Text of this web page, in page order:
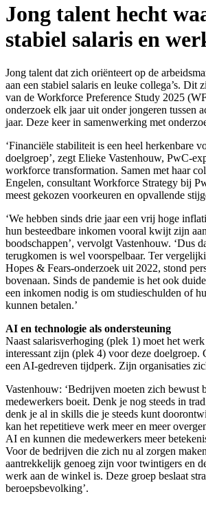
Jong talent hecht
stabiel salaris en
Jong talent dat zich oriënteert op de
aan een stabiel salaris en leuke collega’s. Dit
van de Workforce Preference Study 2025
onderzoek elk jaar uit onder jongeren tussen
jaar. Deze keer in samenwerking met
‘Financiële stabiliteit is een heel herkenbare
doelgroep’, zegt Elieke Vastenhouw, PwC-
workforce transformation. Samen met haar
Engelen, consultant Workforce Strategy bij
meest gekozen voorkeuren en opvallende
‘We hebben sinds drie jaar een vrij hoge
hun besteedbare inkomen vooral kwijt zijn
boodschappen’, vervolgt Vastenhouw. ‘Dus
terugkomen is wel voorspelbaar. Ter
Hopes & Fears-onderzoek uit 2022, stond
bovenaan. Sinds de pandemie is het ook
een inkomen nodig is om studieschulden of
kunnen betalen.’
AI en technologie als ondersteuning
Naast salarisverhoging (plek 1) moet het
interessant zijn (plek 4) voor deze
een AI-gedreven tijdperk. Zijn organisaties
Vastenhouw: ‘Bedrijven moeten zich bewust
medewerkers boeit. Denk je nog steeds in
denk je al in skills die je steeds kunt
kan het repetitieve werk meer en meer
AI en kunnen die medewerkers meer
Voor de bedrijven die zich nu al zorgen
aantrekkelijk genoeg zijn voor twintigers en
werk aan de winkel is. Deze groep beslaat
beroepsbevolking’.